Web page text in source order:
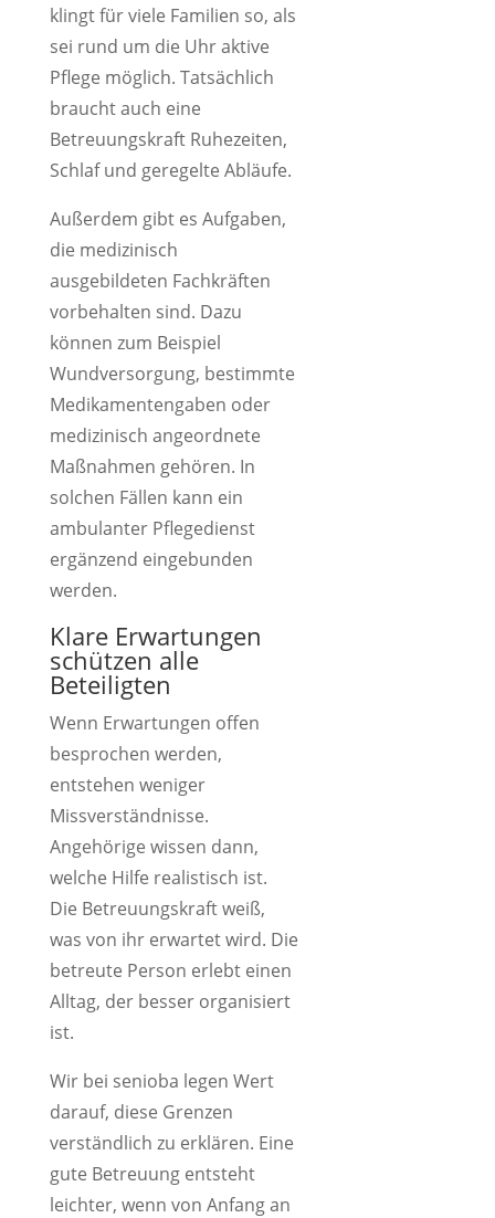
klingt für viele Familien so, als
sei rund um die Uhr aktive
Pflege möglich. Tatsächlich
braucht auch eine
Betreuungskraft Ruhezeiten,
Schlaf und geregelte Abläufe.
Außerdem gibt es Aufgaben,
die medizinisch
ausgebildeten Fachkräften
vorbehalten sind. Dazu
können zum Beispiel
Wundversorgung, bestimmte
Medikamentengaben oder
medizinisch angeordnete
Maßnahmen gehören. In
solchen Fällen kann ein
ambulanter Pflegedienst
ergänzend eingebunden
werden.
Klare Erwartungen
schützen alle
Beteiligten
Wenn Erwartungen offen
besprochen werden,
entstehen weniger
Missverständnisse.
Angehörige wissen dann,
welche Hilfe realistisch ist.
Die Betreuungskraft weiß,
was von ihr erwartet wird. Die
betreute Person erlebt einen
Alltag, der besser organisiert
ist.
Wir bei senioba legen Wert
darauf, diese Grenzen
verständlich zu erklären. Eine
gute Betreuung entsteht
leichter, wenn von Anfang an